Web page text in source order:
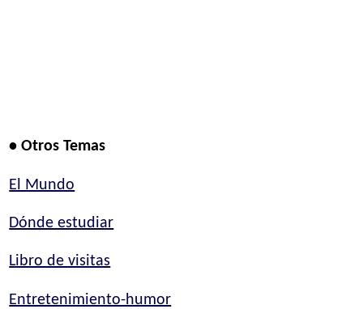
• Otros Temas
El Mundo
Dónde estudiar
Libro de visitas
Entretenimiento-humor